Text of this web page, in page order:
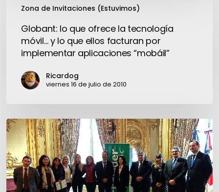
Zona de Invitaciones (Estuvimos)
ofrece
tecnología
móvil…
ellos
facturan
por
implementar
aplicaciones
“mobáil”
Globant: lo que ofrece la tecnología
móvil… y lo que ellos facturan por
implementar aplicaciones “mobáil”
Ricardog
viernes 16 de julio de 2010
Schneider
Electric:
“Los
Derechos
Humanos
son